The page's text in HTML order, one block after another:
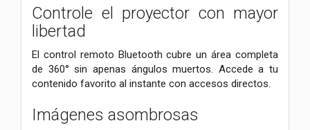
Controle el proyector con mayor
libertad
El control remoto Bluetooth cubre un área completa
de 360° sin apenas ángulos muertos. Accede a tu
contenido favorito al instante con accesos directos.
Imágenes asombrosas